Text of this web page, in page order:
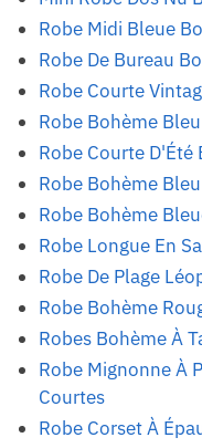
Robe Midi Bleue
Robe De Bureau
Robe Courte
Robe Bohème
Robe Courte D'Été
Robe Bohème
Robe Bohème
Robe Longue En
Robe De Plage
Robe Bohème
Robes Bohème À
Robe Mignonne À
Courtes
Robe Corset À